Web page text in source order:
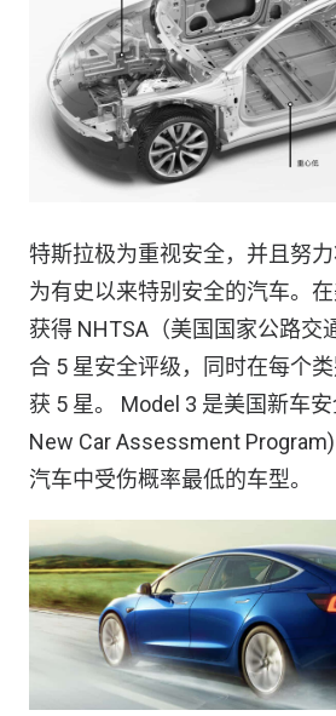
特斯拉极为重视安全，并且努
为有史以来特别安全的汽车。
获得 NHTSA（美国国家公路交
合 5 星安全评级，同时在每个
获 5 星。 Model 3 是美国新车
New Car Assessment
汽车中受伤概率最低的车型。